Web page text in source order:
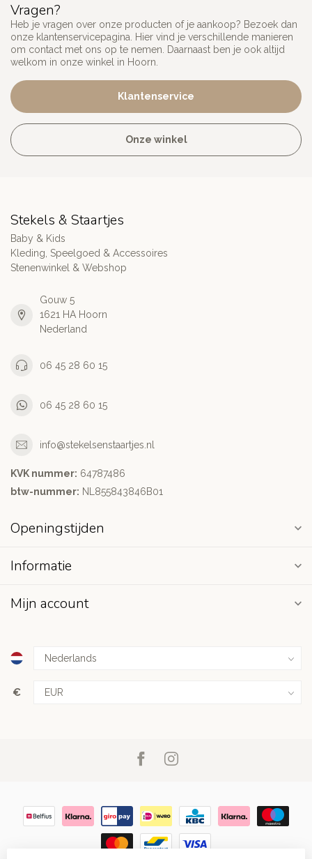
Vragen?
Heb je vragen over onze producten of je aankoop? Bezoek dan
onze klantenservicepagina. Hier vind je verschillende manieren
om contact met ons op te nemen. Daarnaast ben je ook altijd
welkom in onze winkel in Hoorn.
Klantenservice
Onze winkel
Stekels & Staartjes
Baby & Kids
Kleding, Speelgoed & Accessoires
Stenenwinkel & Webshop
Gouw 5
1621 HA Hoorn
Nederland
06 45 28 60 15
06 45 28 60 15
info@stekelsenstaartjes.nl
KVK nummer: 64787486
btw-nummer: NL855843846B01
Openingstijden
Informatie
Mijn account
€